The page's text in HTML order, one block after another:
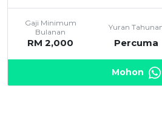
Gaji Minimum
Bulanan
RM 2,000
Yuran
Percuma
Mohon